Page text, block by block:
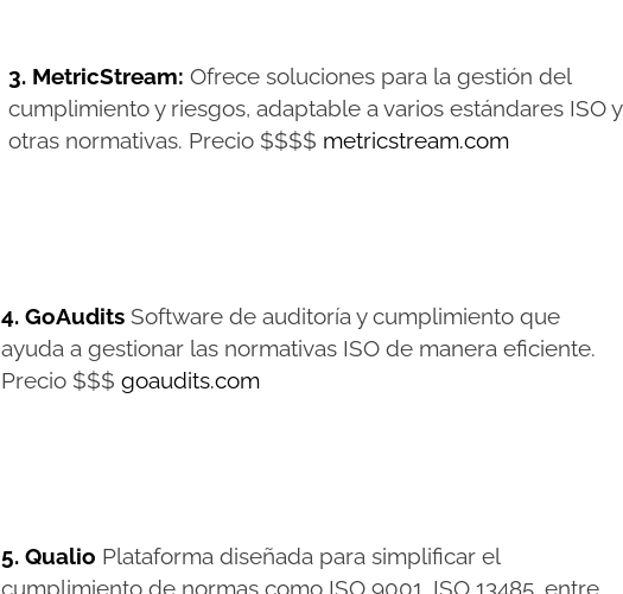
3. MetricStream: Ofrece soluciones para la gestión del
cumplimiento y riesgos, adaptable a varios estándares ISO y
otras normativas. Precio $$$$ metricstream.com
4. GoAudits Software de auditoría y cumplimiento que
ayuda a gestionar las normativas ISO de manera eficiente.
Precio $$$ goaudits.com
5. Qualio Plataforma diseñada para simplificar el
cumplimiento de normas como ISO 9001, ISO 13485, entre